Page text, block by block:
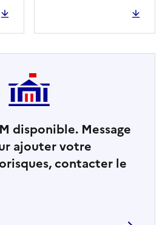
disponible. Message
ajouter votre
contacter le